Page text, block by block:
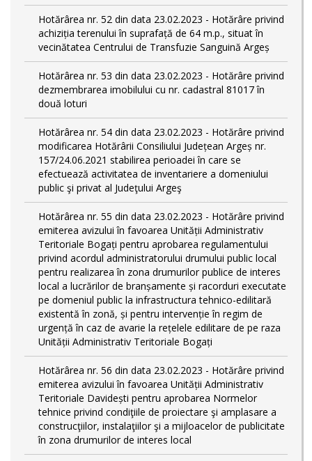
Hotărârea nr. 52 din data 23.02.2023 - Hotărâre privind
achiziția terenului în suprafață de 64 m.p., situat în
vecinătatea Centrului de Transfuzie Sanguină Argeș
Hotărârea nr. 53 din data 23.02.2023 - Hotărâre privind
dezmembrarea imobilului cu nr. cadastral 81017 în
două loturi
Hotărârea nr. 54 din data 23.02.2023 - Hotărâre privind
modificarea Hotărârii Consiliului Județean Argeș nr.
157/24.06.2021 stabilirea perioadei în care se
efectuează activitatea de inventariere a domeniului
public şi privat al Judeţului Argeş
Hotărârea nr. 55 din data 23.02.2023 - Hotărâre privind
emiterea avizului în favoarea Unității Administrativ
Teritoriale Bogați pentru aprobarea regulamentului
privind acordul administratorului drumului public local
pentru realizarea în zona drumurilor publice de interes
local a lucrărilor de branșamente și racorduri executate
pe domeniul public la infrastructura tehnico-edilitară
existentă în zonă, și pentru intervenție în regim de
urgență în caz de avarie la rețelele edilitare de pe raza
Unității Administrativ Teritoriale Bogați
Hotărârea nr. 56 din data 23.02.2023 - Hotărâre privind
emiterea avizului în favoarea Unității Administrativ
Teritoriale Davidești pentru aprobarea Normelor
tehnice privind condiţiile de proiectare şi amplasare a
construcţiilor, instalaţiilor şi a mijloacelor de publicitate
în zona drumurilor de interes local